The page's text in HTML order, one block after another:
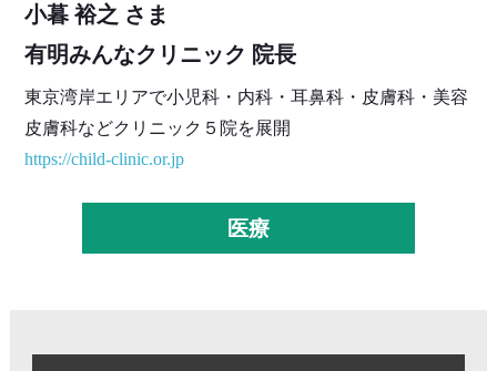
小暮 裕之 さま
有明みんなクリニック 院長
東京湾岸エリアで小児科・内科・耳鼻科・皮膚科・美容
皮膚科などクリニック５院を展開
https://child-clinic.or.jp
医療